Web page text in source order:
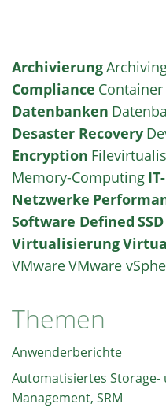
Archivierung
Compliance Container
Datenbanken
Desaster Recovery
Encryption
Memory-Computing
Netzwerke
Software Defined SSD
Virtualisierung
VMwareVMware
Themen
Anwenderberichte
Automatisiertes
Management, SRM